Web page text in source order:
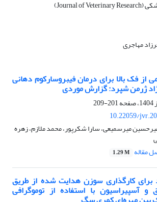
مهاجری
از فک بالا برای درمان فیبروسارکوم دهانی
ژرمن شپرد: گزارش موردی
201-209
10.22059/
میرسمیعی، سارا شکرپور، محمد ملازم، زهره
مقاله 1.29 M
کارگذاری سوزن هدایت شده از طریق
آسپیراسیون با استفاده از توموگرافی